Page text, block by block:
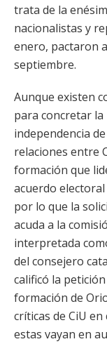
trata de la
nacionalistas y
enero, pactaron
septiembre.
Aunque existen
para concretar la
independencia
relaciones entre
formación que
acuerdo
por lo que la
acuda a la
interpretada
del consejero
calificó la
formación de
críticas de CiU
estas vayan en